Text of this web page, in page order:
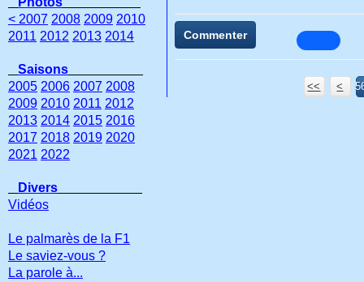
Commenter
<< <
< 2007 2008 2009 2010
2011 2012 2013 2014
Saisons
2005 2006 2007 2008
2009 2010 2011 2012
2013 2014 2015 2016
2017 2018 2019 2020
2021 2022
Divers
Vidéos
Le palmarès de la F1
Le saviez-vous ?
La parole à...